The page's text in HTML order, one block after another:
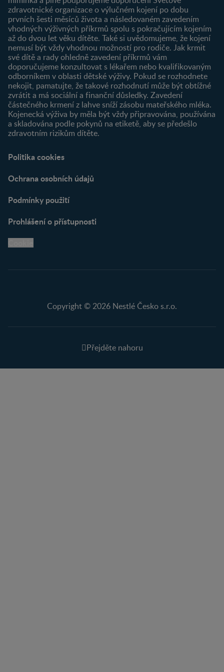
Newsletter
Přihlášení
Produkty
Najít produkt
zdravotnické organizace o výlučném kojení po dobu
prvních šesti měsíců života a následovaném zavedením
vhodných výživných příkrmů spolu s pokračujícím kojením
až do dvou let věku dítěte. Také si uvědomujeme, že kojení
nemusí být vždy vhodnou možností pro rodiče. Jak krmit
své dítě a rady ohledně zavedení příkrmů vám
doporučujeme konzultovat s lékařem nebo kvalifikovaným
odborníkem v oblasti dětské výživy. Pokud se rozhodnete
nekojit, pamatujte, že takové rozhodnutí může být obtížné
zvrátit a má sociální a finanční důsledky. Zavedení
částečného krmení z lahve sníží zásobu mateřského mléka.
Kojenecká výživa by měla být vždy připravována, používána
a skladována podle pokynů na etiketě, aby se předešlo
zdravotním rizikům dítěte.
Politika cookies
Ochrana osobních údajů
Podmínky použití
Prohlášení o přístupnosti
Copyright © 2026 Nestlé Česko s.r.o.
Přejděte nahoru